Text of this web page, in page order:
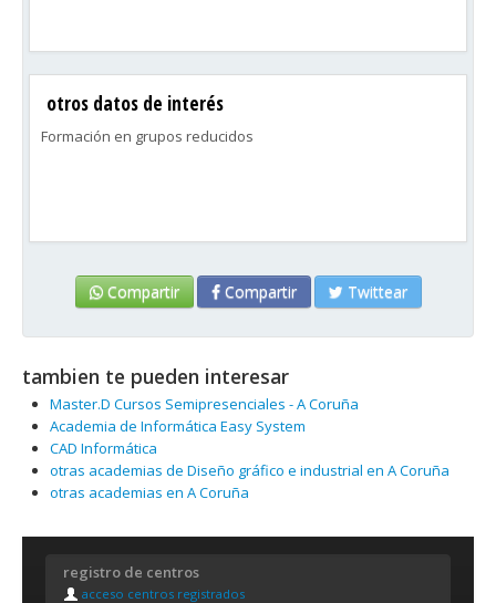
otros datos de interés
Formación en grupos reducidos
Compartir Compartir Twittear
tambien te pueden interesar
Master.D Cursos Semipresenciales - A Coruña
Academia de Informática Easy System
CAD Informática
otras academias de Diseño gráfico e industrial en A Coruña
otras academias en A Coruña
registro de centros
acceso centros registrados